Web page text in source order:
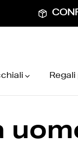
Regali